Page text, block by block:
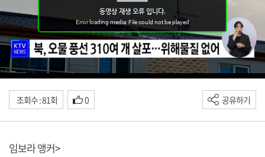
조회수 : 81회 0 공유하기
임보라 앵커>